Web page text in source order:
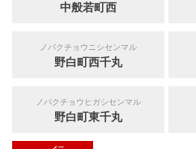
中般若町西
ノバクチョウニシセンマル
野白町西千丸
ノバクチョウヒガシセンマル
野白町東千丸